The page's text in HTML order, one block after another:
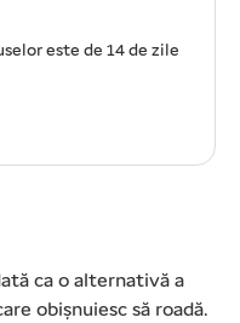
este de 14 de zile
ca o alternativă a
obișnuiesc să roadă.